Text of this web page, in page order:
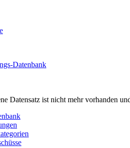
Datenbank
Datensatz ist nicht mehr vorhanden